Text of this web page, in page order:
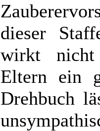
dieser
wirkt nicht
Eltern ein
Drehbuch